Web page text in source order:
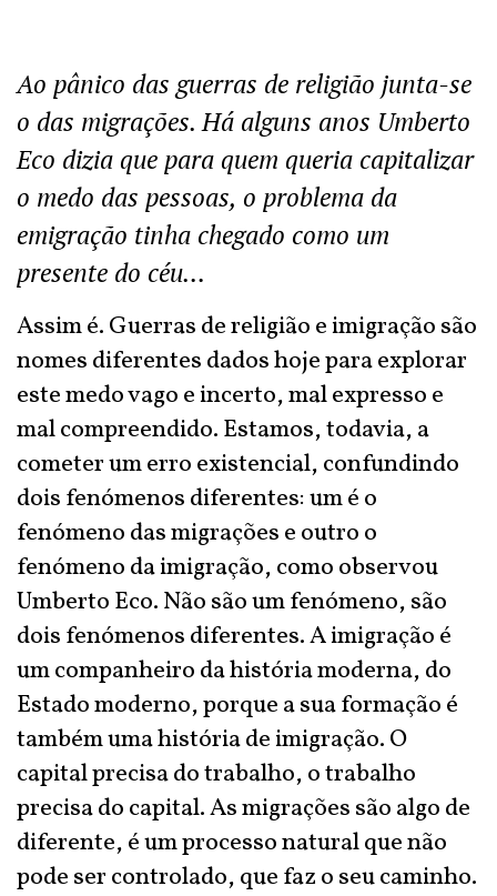
Ao pânico das guerras de religião junta-se
o das migrações. Há alguns anos Umberto
Eco dizia que para quem queria capitalizar
o medo das pessoas, o problema da
emigração tinha chegado como um
presente do céu…
Assim é. Guerras de religião e imigração são
nomes diferentes dados hoje para explorar
este medo vago e incerto, mal expresso e
mal compreendido. Estamos, todavia, a
cometer um erro existencial, confundindo
dois fenómenos diferentes: um é o
fenómeno das migrações e outro o
fenómeno da imigração, como observou
Umberto Eco. Não são um fenómeno, são
dois fenómenos diferentes. A imigração é
um companheiro da história moderna, do
Estado moderno, porque a sua formação é
também uma história de imigração. O
capital precisa do trabalho, o trabalho
precisa do capital. As migrações são algo de
diferente, é um processo natural que não
pode ser controlado, que faz o seu caminho.